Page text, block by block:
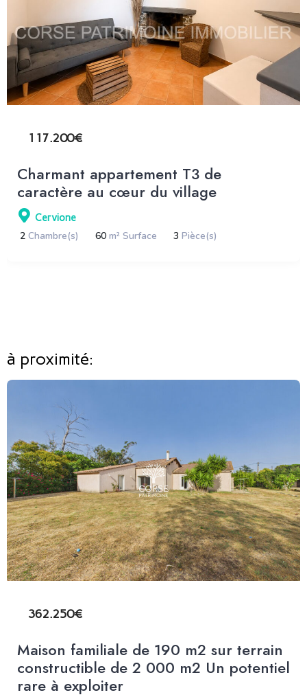
117.200€
Charmant appartement T3 de
caractère au cœur du village
Cervione
2 Chambre(s) 60 m² Surface 3 Pièce(s)
à proximité:
362.250€
Maison familiale de 190 m2 sur terrain
constructible de 2 000 m2 Un potentiel
rare à exploiter